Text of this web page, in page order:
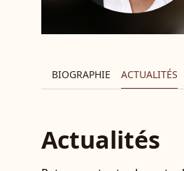
BIOGRAPHIE ACTUALITÉS
Actualités